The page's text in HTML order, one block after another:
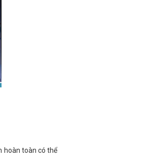
hoàn toàn có thể